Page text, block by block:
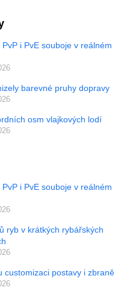
i PvE souboje v reálném
barevné pruhy dopravy
osm vlajkových lodí
i PvE souboje v reálném
ryb v krátkých rybářských
customizaci postavy i zbraně